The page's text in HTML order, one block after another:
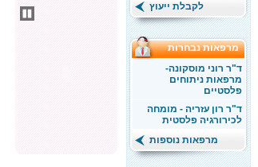
לקבלת ייעוץ
מרפאות נבחרות
ד"ר רוני מוסקונה-
מרפאות ניתוחים
פלסטיים
ד"ר רון עזריה - מומחה
לכירורגיה פלסטית
מרפאות נוספות